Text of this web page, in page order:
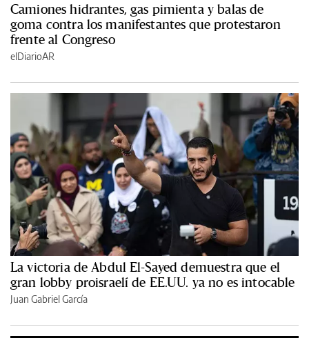
Camiones hidrantes, gas pimienta y balas de
goma contra los manifestantes que protestaron
frente al Congreso
elDiarioAR
La victoria de Abdul El-Sayed demuestra que el
gran lobby proisraelí de EE.UU. ya no es intocable
Juan Gabriel García